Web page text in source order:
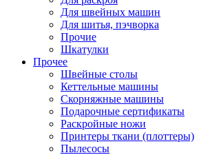
Для швейных машин
Для шитья, пэчворка
Прочие
Шкатулки
Прочее
Швейные столы
Кеттельные машины
Скорняжные машины
Подарочные сертификаты
Раскройные ножи
Принтеры ткани (плоттеры)
Пылесосы